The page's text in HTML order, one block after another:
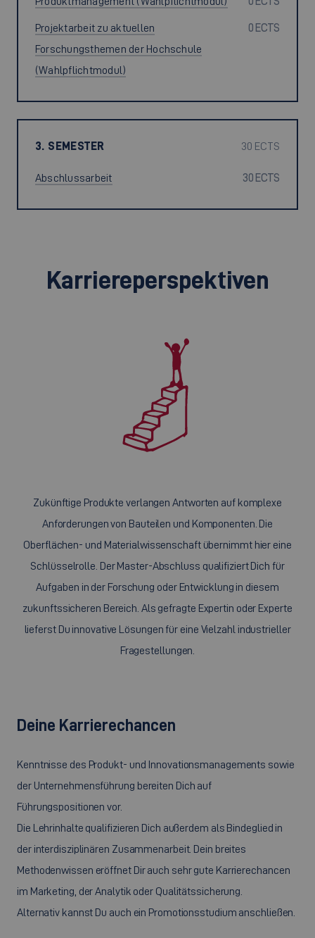
Projektarbeit zu aktuellen
Forschungsthemen der Hochschule
(Wahlpflichtmodul)
0 ECTS
3. SEMESTER 30 ECTS
Abschlussarbeit 30 ECTS
Karriereperspektiven
Zukünftige Produkte verlangen Antworten auf komplexe
Anforderungen von Bauteilen und Komponenten. Die
Oberflächen- und Materialwissenschaft übernimmt hier eine
Schlüsselrolle. Der Master-Abschluss qualifiziert Dich für
Aufgaben in der Forschung oder Entwicklung in diesem
zukunftssicheren Bereich. Als gefragte Expertin oder Experte
lieferst Du innovative Lösungen für eine Vielzahl industrieller
Fragestellungen.
Deine Karrierechancen
Kenntnisse des Produkt- und Innovationsmanagements sowie
der Unternehmensführung bereiten Dich auf
Führungspositionen vor.
Die Lehrinhalte qualifizieren Dich außerdem als Bindeglied in
der interdisziplinären Zusammenarbeit. Dein breites
Methodenwissen eröffnet Dir auch sehr gute Karrierechancen
im Marketing, der Analytik oder Qualitätssicherung.
Alternativ kannst Du auch ein Promotionsstudium anschließen.